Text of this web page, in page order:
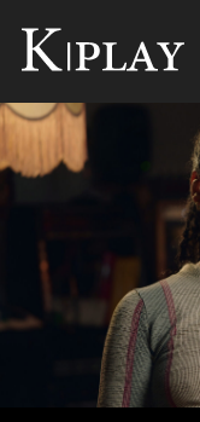
Start
Mina favoriter